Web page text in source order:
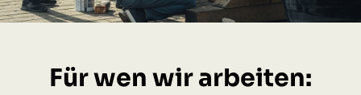
Für wen wir arbeiten: